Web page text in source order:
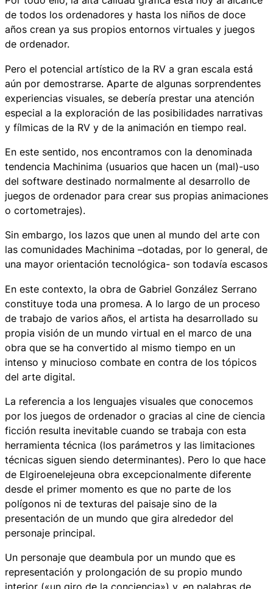
de todos los ordenadores y hasta los niños de doce
años crean ya sus propios entornos virtuales y juegos
de ordenador.
Pero el potencial artístico de la RV a gran escala está
aún por demostrarse. Aparte de algunas sorprendentes
experiencias visuales, se debería prestar una atención
especial a la exploración de las posibilidades narrativas
y fílmicas de la RV y de la animación en tiempo real.
En este sentido, nos encontramos con la denominada
tendencia Machinima (usuarios que hacen un (mal)-uso
del software destinado normalmente al desarrollo de
juegos de ordenador para crear sus propias animaciones
o cortometrajes).
Sin embargo, los lazos que unen al mundo del arte con
las comunidades Machinima –dotadas, por lo general, de
una mayor orientación tecnológica- son todavía escasos
En este contexto, la obra de Gabriel González Serrano
constituye toda una promesa. A lo largo de un proceso
de trabajo de varios años, el artista ha desarrollado su
propia visión de un mundo virtual en el marco de una
obra que se ha convertido al mismo tiempo en un
intenso y minucioso combate en contra de los tópicos
del arte digital.
La referencia a los lenguajes visuales que conocemos
por los juegos de ordenador o gracias al cine de ciencia
ficción resulta inevitable cuando se trabaja con esta
herramienta técnica (los parámetros y las limitaciones
técnicas siguen siendo determinantes). Pero lo que hace
de Elgiroenelejeuna obra excepcionalmente diferente
desde el primer momento es que no parte de los
polígonos ni de texturas del paisaje sino de la
presentación de un mundo que gira alrededor del
personaje principal.
Un personaje que deambula por un mundo que es
representación y prolongación de su propio mundo